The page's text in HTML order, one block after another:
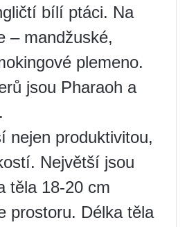
bílí ptáci. Na
– mandžuské,
plemeno.
jsou Pharaoh a
nejen produktivitou,
Největší jsou
těla 18-20 cm
prostoru. Délka těla